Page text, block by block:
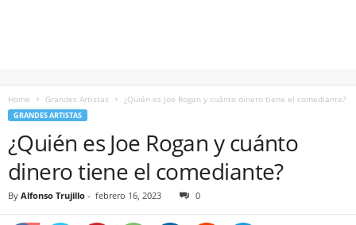
Home Grandes Artistas ¿Quién es Joe Rogan y cuánto dinero tiene el comediante?
GRANDES ARTISTAS
¿Quién es Joe Rogan y cuánto
dinero tiene el comediante?
By Alfonso Trujillo - febrero 16, 2023 0